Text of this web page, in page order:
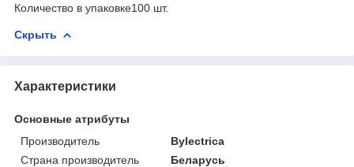
Количество в упаковке100 шт.
Скрыть
Характеристики
Основные атрибуты
Производитель
Bylectrica
Страна производитель
Беларусь